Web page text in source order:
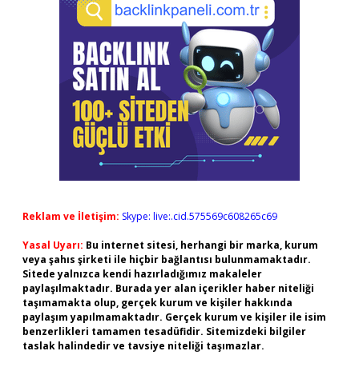
Reklam ve İletişim: Skype: live:.cid.575569c608265c69
Yasal Uyarı: Bu internet sitesi, herhangi bir marka, kurum
veya şahıs şirketi ile hiçbir bağlantısı bulunmamaktadır.
Sitede yalnızca kendi hazırladığımız makaleler
paylaşılmaktadır. Burada yer alan içerikler haber niteliği
taşımamakta olup, gerçek kurum ve kişiler hakkında
paylaşım yapılmamaktadır. Gerçek kurum ve kişiler ile isim
benzerlikleri tamamen tesadüfidir. Sitemizdeki bilgiler
taslak halindedir ve tavsiye niteliği taşımazlar.